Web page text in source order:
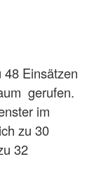
Einsätzen
gerufen.
im
zu 30
32